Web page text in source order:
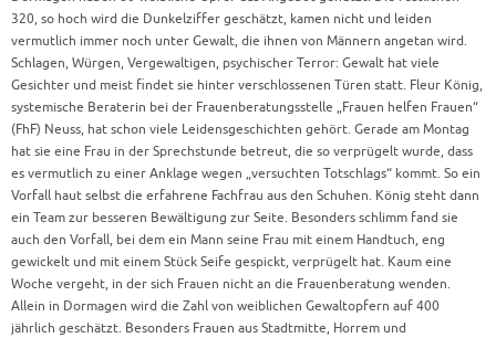
320, so hoch wird die Dunkelziffer geschätzt, kamen nicht und leiden
vermutlich immer noch unter Gewalt, die ihnen von Männern angetan wird.
Schlagen, Würgen, Vergewaltigen, psychischer Terror: Gewalt hat viele
Gesichter und meist findet sie hinter verschlossenen Türen statt. Fleur König,
systemische Beraterin bei der Frauenberatungsstelle „Frauen helfen Frauen“
(FhF) Neuss, hat schon viele Leidensgeschichten gehört. Gerade am Montag
hat sie eine Frau in der Sprechstunde betreut, die so verprügelt wurde, dass
es vermutlich zu einer Anklage wegen „versuchten Totschlags“ kommt. So ein
Vorfall haut selbst die erfahrene Fachfrau aus den Schuhen. König steht dann
ein Team zur besseren Bewältigung zur Seite. Besonders schlimm fand sie
auch den Vorfall, bei dem ein Mann seine Frau mit einem Handtuch, eng
gewickelt und mit einem Stück Seife gespickt, verprügelt hat. Kaum eine
Woche vergeht, in der sich Frauen nicht an die Frauenberatung wenden.
Allein in Dormagen wird die Zahl von weiblichen Gewaltopfern auf 400
jährlich geschätzt. Besonders Frauen aus Stadtmitte, Horrem und